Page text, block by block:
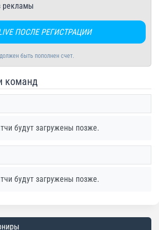
рекламы
ПОСЛЕ РЕГИСТРАЦИИ
быть пополнен счет.
команд
будут загружены позже.
будут загружены позже.